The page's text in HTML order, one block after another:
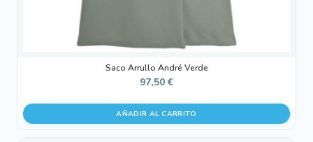
Saco Arrullo André Verde
97,50 €
AÑADIR AL CARRITO